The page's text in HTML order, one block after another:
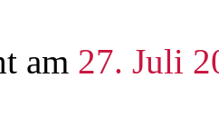
am 27. Juli